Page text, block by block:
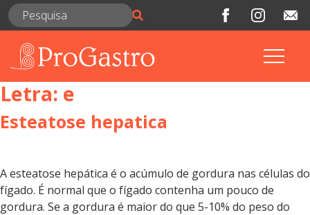
Letra: e
Esteatose hepatica
A esteatose hepática é o acúmulo de gordura nas células do
fígado. É normal que o fígado contenha um pouco de
gordura. Se a gordura é maior do que 5-10% do peso do